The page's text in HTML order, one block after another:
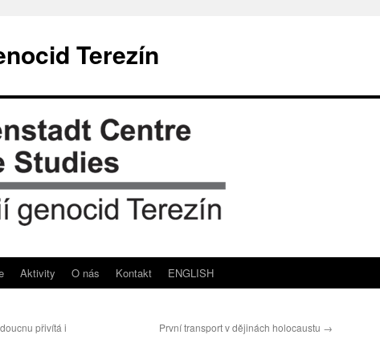
Terezín
Aktivity O nás Kontakt ENGLISH
přivítá i
První transport v dějinách holocaustu →